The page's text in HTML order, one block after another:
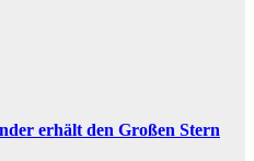
erhält den Großen Stern